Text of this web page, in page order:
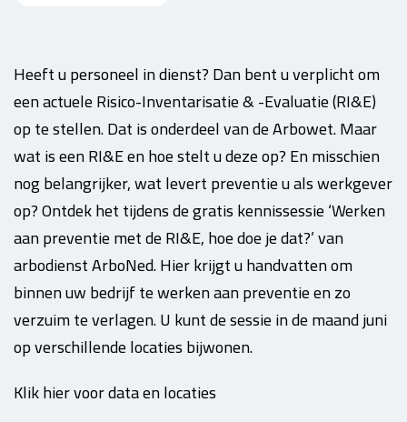
Heeft u personeel in dienst? Dan bent u verplicht om
een actuele Risico-Inventarisatie & -Evaluatie (RI&E)
op te stellen. Dat is onderdeel van de Arbowet. Maar
wat is een RI&E en hoe stelt u deze op? En misschien
nog belangrijker, wat levert preventie u als werkgever
op? Ontdek het tijdens de gratis kennissessie ‘Werken
aan preventie met de RI&E, hoe doe je dat?’ van
arbodienst ArboNed. Hier krijgt u handvatten om
binnen uw bedrijf te werken aan preventie en zo
verzuim te verlagen. U kunt de sessie in de maand juni
op verschillende locaties bijwonen.
Klik hier voor data en locaties